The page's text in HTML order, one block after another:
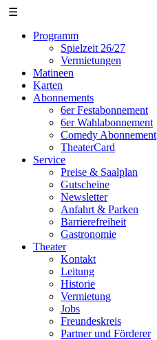
☰
Programm
Spielzeit 26/27
Vermietungen
Matineen
Karten
Abonnements
6er Festabonnement
6er Wahlabonnement
Comedy Abonnement
TheaterCard
Service
Preise & Saalplan
Gutscheine
Newsletter
Anfahrt & Parken
Barrierefreiheit
Gastronomie
Theater
Kontakt
Leitung
Historie
Vermietung
Jobs
Freundeskreis
Partner und Förderer